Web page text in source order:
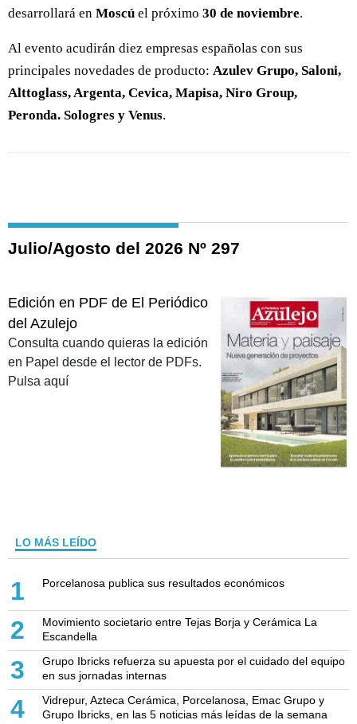
desarrollará en Moscú el próximo 30 de noviembre.
Al evento acudirán diez empresas españolas con sus
principales novedades de producto: Azulev Grupo, Saloni,
Alttoglass, Argenta, Cevica, Mapisa, Niro Group,
Peronda. Sologres y Venus.
Julio/Agosto del 2026 Nº 297
Edición en PDF de El Periódico
del Azulejo
Consulta cuando quieras la edición
en Papel desde el lector de PDFs.
Pulsa aquí
LO MÁS LEÍDO
1 Porcelanosa publica sus resultados económicos
2
Movimiento societario entre Tejas Borja y Cerámica La
Escandella
3
Grupo Ibricks refuerza su apuesta por el cuidado del equipo
en sus jornadas internas
4
Vidrepur, Azteca Cerámica, Porcelanosa, Emac Grupo y
Grupo Ibricks, en las 5 noticias más leídas de la semana